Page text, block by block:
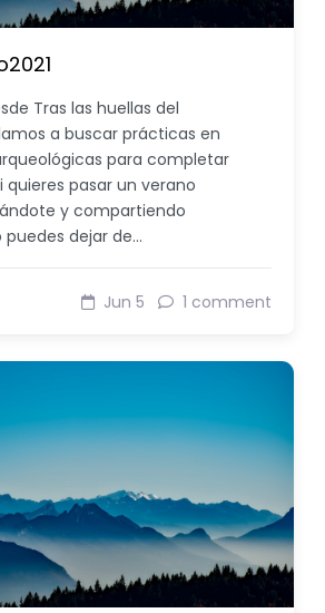
Tras las huellas del
a buscar prácticas en
para completar
quieres pasar un verano
y compartiendo
puedes dejar de…
Jun 5 1 comment